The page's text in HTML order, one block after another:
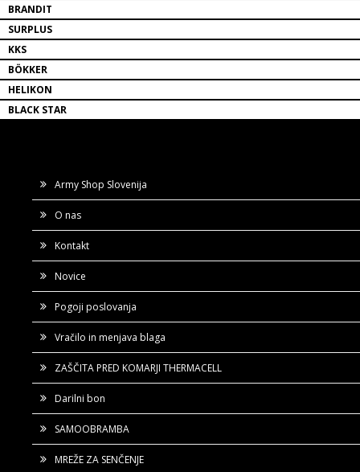
BRANDIT
SURPLUS
KKS
BÖKKER
HELIKON
BLACK STAR
Army Shop Slovenija
O nas
Kontakt
Novice
Pogoji poslovanja
Vračilo in menjava blaga
ZAŠČITA PRED KOMARJI THERMACELL
Darilni bon
SAMOOBRAMBA
MREŽE ZA SENČENJE